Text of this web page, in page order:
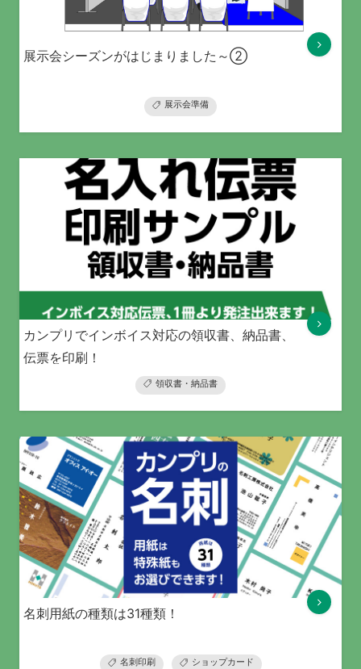
展示会シーズンがはじまりました～②
展示会準備
カンプリでインボイス対応の領収書、納品書、
伝票を印刷！
領収書・納品書
名刺用紙の種類は31種類！
名刺印刷 ショップカード